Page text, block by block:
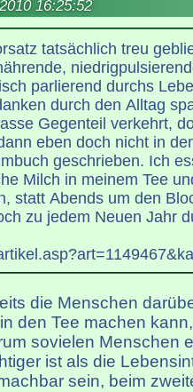
16:25:52
tatsächlich treu
parlierend durchs
durch den Alltag
Gegenteil verkehrt,
eben doch nicht in
geschrieben. Ich
Milch in meinem Tee
statt Abends um den
zu jedem Neuen Jahr
die Menschen
den Tee machen
sovielen Menschen
ist als die
sein, beim